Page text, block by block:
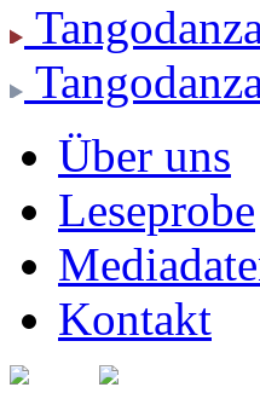
Über uns
Leseprobe
Kontakt